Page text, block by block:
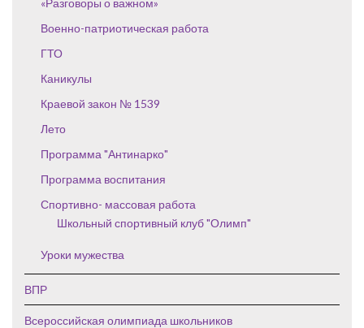
«Разговоры о важном»
Военно-патриотическая работа
ГТО
Каникулы
Краевой закон № 1539
Лето
Программа "Антинарко"
Программа воспитания
Спортивно- массовая работа
Школьный спортивный клуб "Олимп"
Уроки мужества
ВПР
Всероссийская олимпиада школьников